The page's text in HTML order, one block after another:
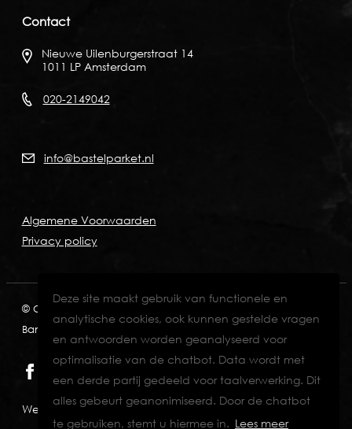
Deze site maakt gebruik van functionele en
analytische cookies, ook kunnen gestelde vragen
en antwoorden worden geanalyseerd voor
optimalisatie van de chatbot. Data wordt met
een derde partij gedeeld voor taalverwerking. Dit
alles gebeurt geanonimiseerd. Door de chatbot
te gebruiken, stemt u hiermee in. Lees meer
Contact
Nieuwe Uilenburgerstraat 14
1011 LP Amsterdam
020-2149042
info@bastelparket.nl
Algemene Voorwaarden
Privacy policy
© Copyright 2026 KVK: 60772697
Bank: NL82INGB0006711429
Website designed & developed by Eenvoud.